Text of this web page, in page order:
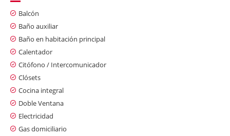
Balcón
Baño auxiliar
Baño en habitación principal
Calentador
Citófono / Intercomunicador
Clósets
Cocina integral
Doble Ventana
Electricidad
Gas domiciliario